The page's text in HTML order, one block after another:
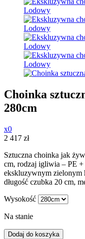
Choinka
280cm
x0
2 417 zł
Sztuczna choinka jak
cm, rodzaj igliwia – PE
ekskluzywnym zielonym
długość czubka 20 cm,
Wysokość
Na stanie
Dodaj do koszyka